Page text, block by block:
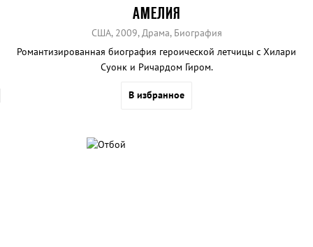
АМЕЛИЯ
США, 2009, Драма, Биография
Романтизированная биография героической летчицы с Хилари
Суонк и Ричардом Гиром.
В избранное